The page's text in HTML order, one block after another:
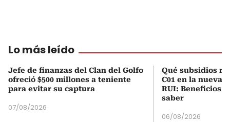
Lo más leído
Jefe de finanzas del Clan del Golfo
ofreció $500 millones a teniente
para evitar su captura
07/08/2026
Qué subsidios
C01 en la nueva
RUI: Beneficios
saber
06/08/2026